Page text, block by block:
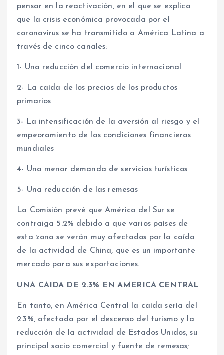
pensar en la reactivación, en el que se explica
que la crisis económica provocada por el
coronavirus se ha transmitido a América Latina a
través de cinco canales:
1- Una reducción del comercio internacional
2- La caída de los precios de los productos
primarios
3- La intensificación de la aversión al riesgo y el
empeoramiento de las condiciones financieras
mundiales
4- Una menor demanda de servicios turísticos
5- Una reducción de las remesas
La Comisión prevé que América del Sur se
contraiga 5.2% debido a que varios países de
esta zona se verán muy afectados por la caída
de la actividad de China, que es un importante
mercado para sus exportaciones.
UNA CAIDA DE 2.3% EN AMERICA CENTRAL
En tanto, en América Central la caída sería del
2.3%, afectada por el descenso del turismo y la
reducción de la actividad de Estados Unidos, su
principal socio comercial y fuente de remesas;